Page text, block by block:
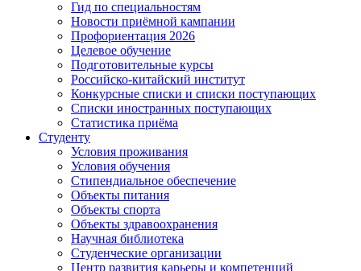
Гид по специальностям
Новости приёмной кампании
Профориентация 2026
Целевое обучение
Подготовительные курсы
Российско-китайский институт
Конкурсные списки и списки поступающих
Списки иностранных поступающих
Статистика приёма
Студенту
Условия проживания
Условия обучения
Стипендиальное обеспечение
Объекты питания
Объекты спорта
Объекты здравоохранения
Научная библиотека
Студенческие организации
Центр развития карьеры и компетенций